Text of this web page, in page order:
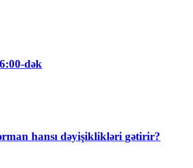
dək
hansı dəyişiklikləri gətirir?